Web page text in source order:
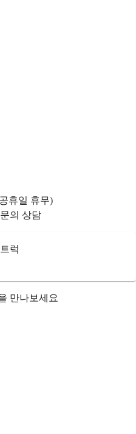
휴일 휴무)
의 상담
럭
만나보세요